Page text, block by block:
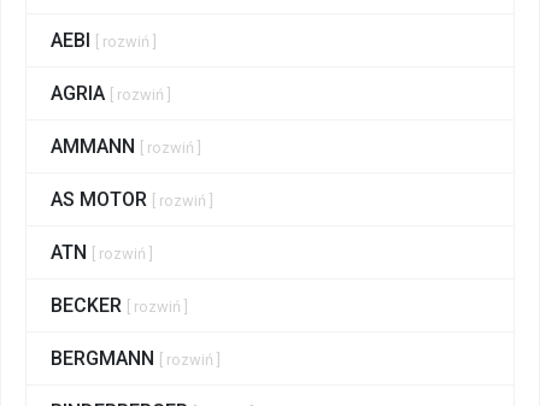
AEBI [ rozwiń ]
AGRIA [ rozwiń ]
AMMANN [ rozwiń ]
AS MOTOR [ rozwiń ]
ATN [ rozwiń ]
BECKER [ rozwiń ]
BERGMANN [ rozwiń ]